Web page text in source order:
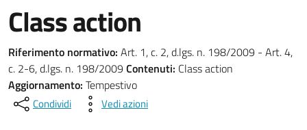
Class action
Riferimento normativo: Art. 1, c. 2, d.lgs. n. 198/2009 - Art. 4,
c. 2-6, d.lgs. n. 198/2009 Contenuti: Class action
Aggiornamento: Tempestivo
Condividi Vedi azioni